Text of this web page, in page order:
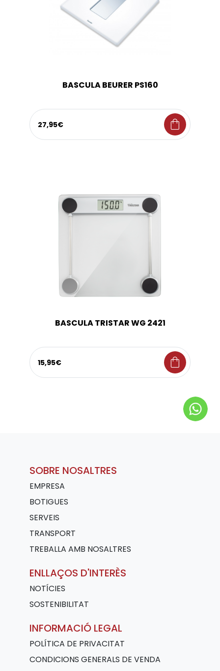
BASCULA BEURER PS160
27,95€ shopping_bag
BASCULA TRISTAR WG 2421
15,95€ shopping_bag
SOBRE NOSALTRES
EMPRESA
BOTIGUES
SERVEIS
TRANSPORT
TREBALLA AMB NOSALTRES
ENLLAÇOS D'INTERÈS
NOTÍCIES
SOSTENIBILITAT
INFORMACIÓ LEGAL
POLÍTICA DE PRIVACITAT
CONDICIONS GENERALS DE VENDA